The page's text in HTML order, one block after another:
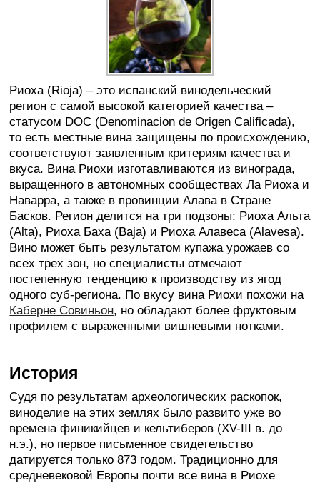
Риоха (Rioja) – это испанский винодельческий
регион с самой высокой категорией качества –
статусом DOC (Denominacion de Origеn Calificada),
то есть местные вина защищены по происхождению,
соответствуют заявленным критериям качества и
вкуса. Вина Риохи изготавливаются из винограда,
выращенного в автономных сообществах Ла Риоха и
Наварра, а также в провинции Алава в Стране
Басков. Регион делится на три подзоны: Риоха Альта
(Alta), Риоха Баха (Baja) и Риоха Алавеса (Alavesa).
Вино может быть результатом купажа урожаев со
всех трех зон, но специалисты отмечают
постепенную тенденцию к производству из ягод
одного суб-региона. По вкусу вина Риохи похожи на
Каберне Совиньон, но обладают более фруктовым
профилем с выраженными вишневыми нотками.
История
Судя по результатам археологических раскопок,
виноделие на этих землях было развито уже во
времена финикийцев и кельтиберов (XV-III в. до
н.э.), но первое письменное свидетельство
датируется только 873 годом. Традиционно для
средневековой Европы почти все вина в Риохе